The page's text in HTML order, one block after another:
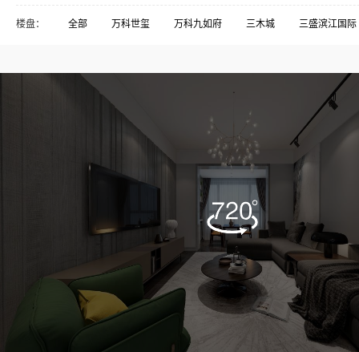
楼盘： 全部 万科世玺 万科九如府 三木城 三盛滨江国际
名城珑域 大儒世家 大洋鹭洲 天马新村 宏发御榕
榕发•悦乐郡 正荣润园
碧桂园高尔夫庄园 祥浦苑 祥蒲苑
融侨锦江悦府 融信大卫城
闽江印象 闽都大庄园 阳光凡尔赛宫